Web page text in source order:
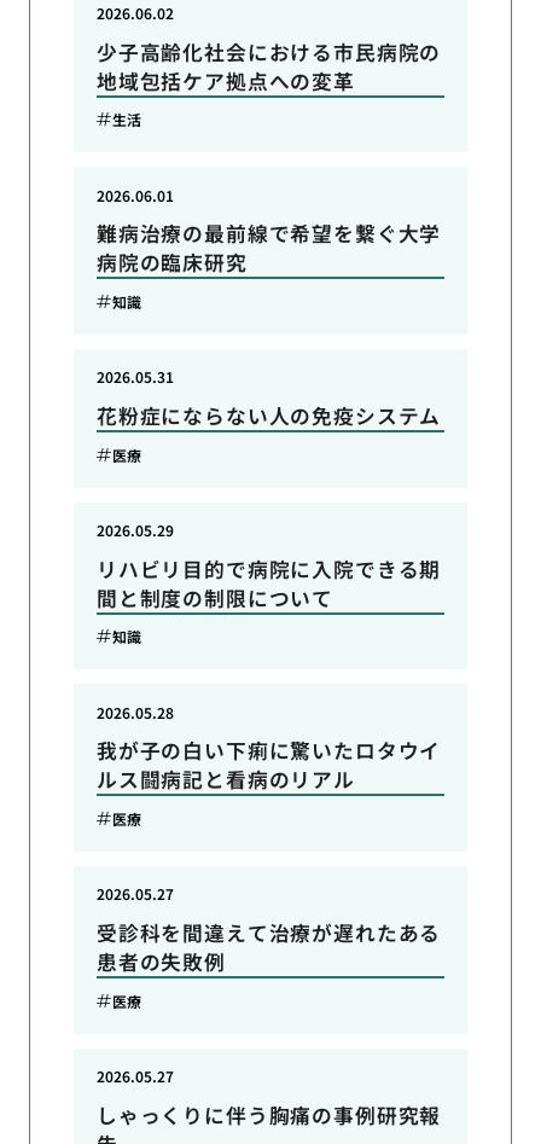
少子高齢化社会における市民病院の
地域包括ケア拠点への変革
2026.06.02
生活
難病治療の最前線で希望を繋ぐ大学
病院の臨床研究
2026.06.01
知識
花粉症にならない人の免疫システム
2026.05.31
医療
リハビリ目的で病院に入院できる期
間と制度の制限について
2026.05.29
知識
我が子の白い下痢に驚いたロタウイ
ルス闘病記と看病のリアル
2026.05.28
医療
受診科を間違えて治療が遅れたある
患者の失敗例
2026.05.27
医療
しゃっくりに伴う胸痛の事例研究報
2026.05.27